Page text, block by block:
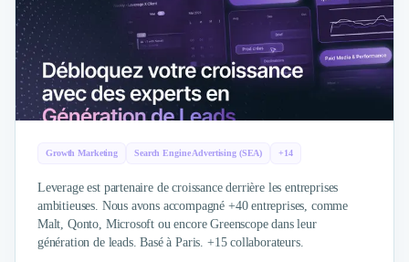
Growth Marketing Search Engine Advertising (SEA) +14
Leverage est partenaire de croissance derrière les entreprises
ambitieuses. Nous avons accompagné +40 entreprises, comme
Malt, Qonto, Microsoft ou encore Greenscope dans leur
génération de leads. Basé à Paris. +15 collaborateurs.